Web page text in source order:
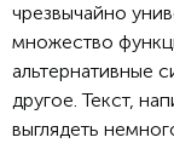
чрезвычайно
множество
альтернативные
другое. Текст,
выглядеть